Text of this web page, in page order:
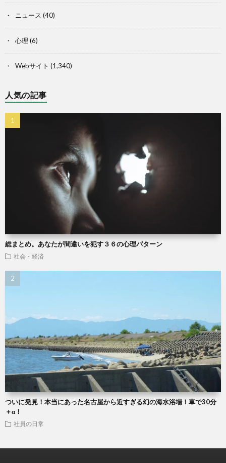
ニュース (40)
心理 (6)
Webサイト (1,340)
人気の記事
総まとめ。あなたが間違いを犯す３６の心理パターン
社会・経済
ついに発見！本当にあった名古屋から近すぎる幻の海水浴場！車で30分
＋α！
社員の日常